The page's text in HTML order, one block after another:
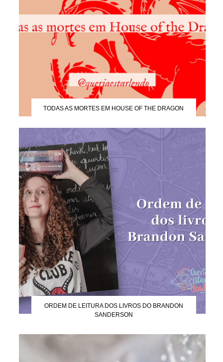
TODAS AS MORTES EM HOUSE OF THE DRAGON
ORDEM DE LEITURA DOS LIVROS DO BRANDON
SANDERSON